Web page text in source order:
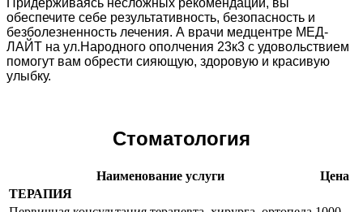
обеспечите себе результативность, безопасность и
безболезненность лечения. А врачи медцентре МЕД-
ЛАЙТ на ул.Народного ополчения 23к3 с удовольствием
помогут вам обрести сияющую, здоровую и красивую
улыбку.
Стоматология
Наименование услуги
Цена
ТЕРАПИЯ